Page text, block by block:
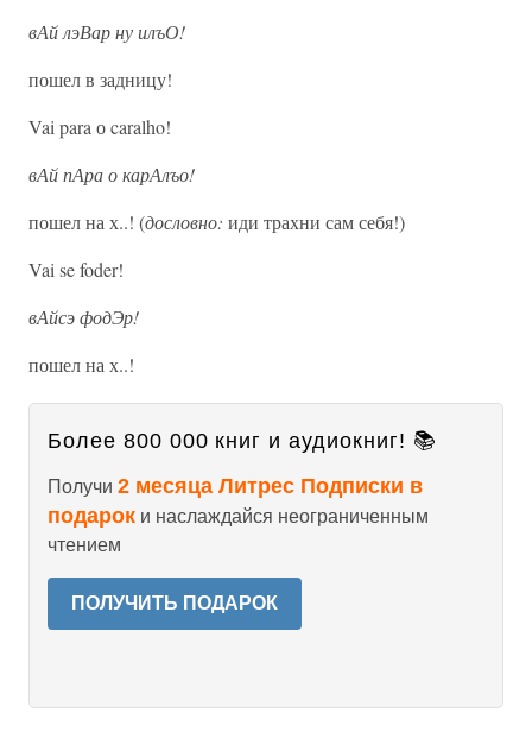
вАй лэВар ну илъО!
пошел в задницу!
Vai para о caralho!
вАй пАра о карАлъо!
пошел на х..! (дословно: иди трахни сам себя!)
Vai se foder!
вАйсэ фодЭр!
пошел на х..!
Более 800 000 книг и аудиокниг! 📚
Получи 2 месяца Литрес Подписки в
подарок и наслаждайся неограниченным
чтением
ПОЛУЧИТЬ ПОДАРОК